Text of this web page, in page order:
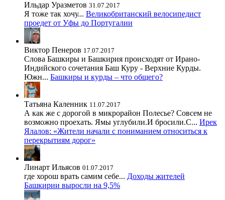
Ильдар Уразметов 31.07.2017
Я тоже так хочу... Великобританский велосипедист
проедет от Уфы до Португалии
Виктор Пенеров 17.07.2017
Слова Башкиры и Башкирия происходят от Ирано-
Индийского сочетания Баш Куру - Верхние Курды.
Южн... Башкиры и курды – что общего?
Татьяна Каленник 11.07.2017
А как же с дорогой в микрорайон Полесье? Совсем не
возможно проехать. Ямы углубили.И бросили.С... Ирек
Ялалов: «Жители начали с пониманием относиться к
перекрытиям дорог»
Линарт Ильясов 01.07.2017
где хорош врать самим себе... Доходы жителей
Башкирии выросли на 9,5%